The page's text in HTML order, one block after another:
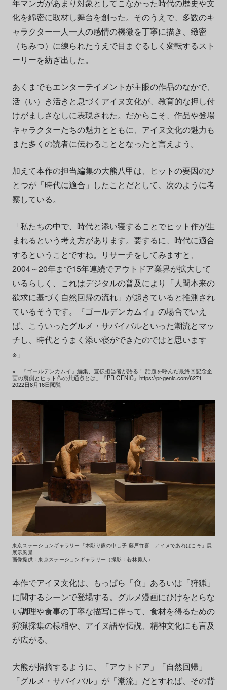
年マンガがあまり対象としてこなかった時代の歴史や文
化を綿密に取材し舞台を創った。そのうえで、多数のキ
ャラクター一人一人の感情の機微を丁寧に描き、緻密
（ちみつ）に練られたうえで目まぐるしく変転するスト
ーリーを紡ぎ出した。
あくまでもエンターテイメントが主眼の作品のなかで、
活（い）き活きと息づくアイヌ文化が、教育的な押し付
けがましさなしに表現された。だからこそ、作品や登場
キャラクターたちの魅力とともに、アイヌ文化の魅力も
また多くの読者に伝わることとなったと言えよう。
加えて本作の担当編集の大熊八甲は、ヒットの要因のひ
とつが「時代に適合」したことだとして、次のように考
察している。
「私たちの中で、時代と添い寝することでヒット作が生
まれるという考え方があります。要するに、時代に適合
するということですね。リサーチをしてみますと、
2004～20年まで15年連続でアウトドア業界が拡大して
いるらしく、これはデジタルの普及により「人間本来の
欲求に基づく自然回帰の流れ」が起きていると推測され
ているそうです。『ゴールデンカムイ』の場合でいえ
ば、こういったグルメ・サバイバルといった潮流とマッ
チし、時代とうまく添い寝ができたのではと思います
※」
※「『ゴールデンカムイ』編集、宣伝担当者が語る！ 話題を呼んだ最終回記念企
画の裏側とヒット作の共通点とは」『PR GENIC』 https://pr-genic.com/6271
2022日8月16日閲覧
東京ステーションギャラリー「木彫り熊の申し子 藤戸竹喜 アイヌであればこそ」展
展示風景
画像提供：東京ステーションギャラリー（撮影：若林勇人）
本作でアイヌ文化は、もっぱら「食」あるいは「狩猟」
に関するシーンで登場する。グルメ漫画にひけをとらな
い調理や食事の丁寧な描写に伴って、食材を得るための
狩猟採集の様相や、アイヌ語や伝説、精神文化にも言及
が広がる。
大熊が指摘するように、「アウトドア」「自然回帰」
「グルメ・サバイバル」が「潮流」だとすれば、その背